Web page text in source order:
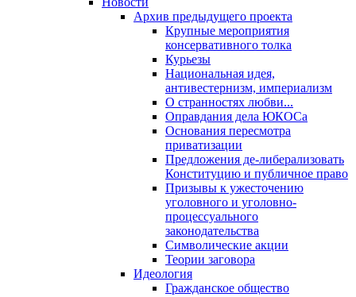
Архив предыдущего проекта
Крупные мероприятия
консервативного толка
Курьезы
Национальная идея,
антивестернизм, империализм
О странностях любви...
Оправдания дела ЮКОСа
Основания пересмотра
приватизации
Предложения де-либерализовать
Конституцию и публичное право
Призывы к ужесточению
уголовного и уголовно-
процессуального
законодательства
Символические акции
Теории заговора
Идеология
Гражданское общество